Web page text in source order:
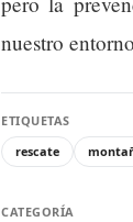
nuestro
ETIQUETAS
rescate
CATEGORÍA